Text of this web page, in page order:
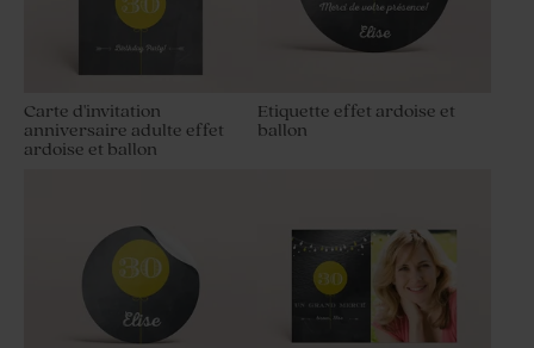
Carte d'invitation
anniversaire adulte effet
ardoise et ballon
Etiquette effet ardoise et
ballon